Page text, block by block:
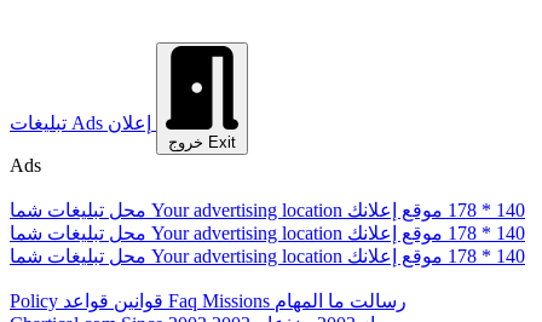
تبلیغات Ads
خروج Exit
Ads
محل تبلیغات شما Your advertising location موقع إعلانك 178 * 140
محل تبلیغات شما Your advertising location موقع إعلانك 178 * 140
محل تبلیغات شما Your advertising location موقع إعلانك 178 * 140
Policy قوانین قواعد Faq Missions رسالت ما المهام